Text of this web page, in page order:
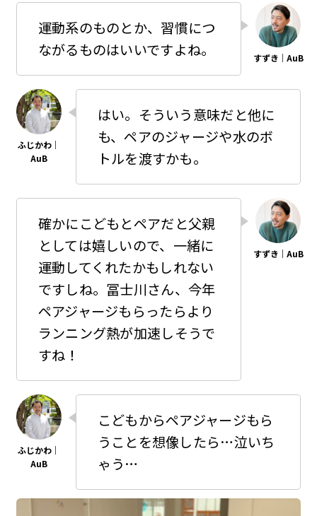
運動系のものとか、習慣につ
ながるものはいいですよね。
はい。そういう意味だと他に
も、ペアのジャージや水のボ
トルを渡すかも。
確かにこどもとペアだと父親
としては嬉しいので、一緒に
運動してくれたかもしれない
ですしね。冨士川さん、今年
ペアジャージもらったらより
ランニング熱が加速しそうで
すね！
こどもからペアジャージもら
うことを想像したら…泣いち
ゃう…